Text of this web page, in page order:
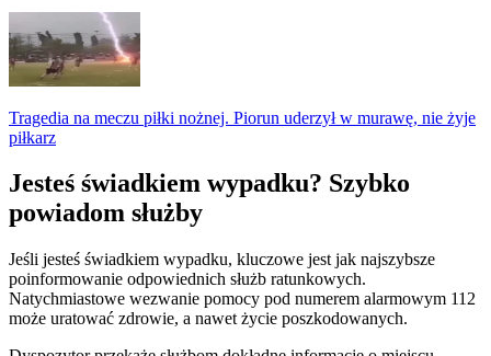
Tragedia na meczu piłki nożnej. Piorun uderzył w murawę, nie żyje
piłkarz
Jesteś świadkiem wypadku? Szybko
powiadom służby
Jeśli jesteś świadkiem wypadku, kluczowe jest jak najszybsze
poinformowanie odpowiednich służb ratunkowych.
Natychmiastowe wezwanie pomocy pod numerem alarmowym 112
może uratować zdrowie, a nawet życie poszkodowanych.